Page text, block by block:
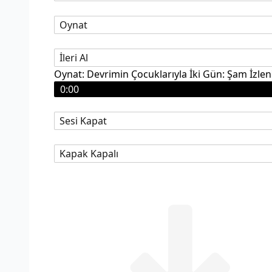
Oynat
İleri Al
Oynat: Devrimin Çocuklarıyla İki Gün: Şam
0:00
Sesi Kapat
Kapak Kapalı